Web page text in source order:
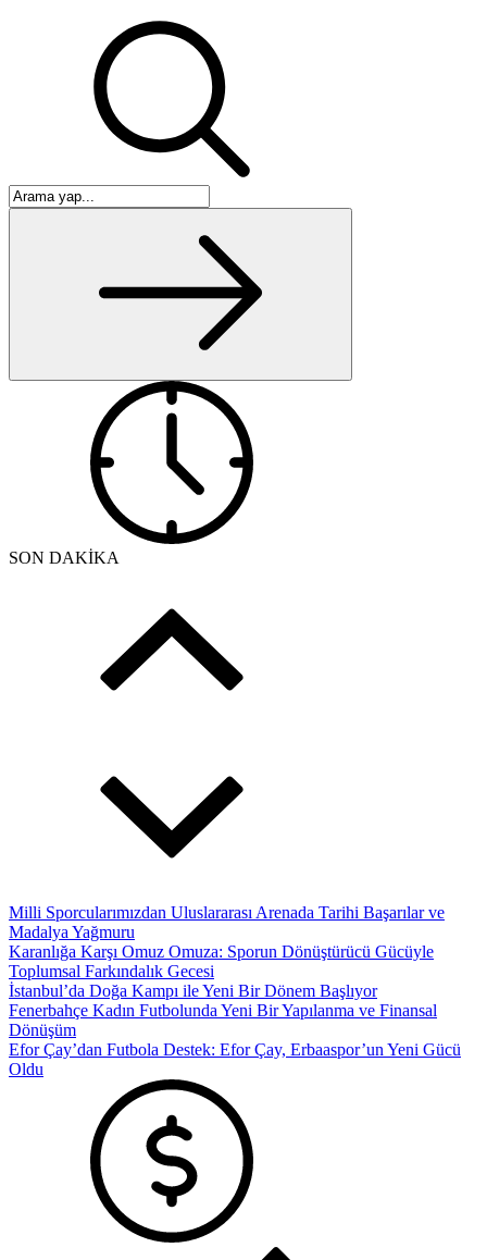
SON DAKİKA
Milli Sporcularımızdan Uluslararası Arenada Tarihi Başarılar ve
Madalya Yağmuru
Karanlığa Karşı Omuz Omuza: Sporun Dönüştürücü Gücüyle
Toplumsal Farkındalık Gecesi
İstanbul’da Doğa Kampı ile Yeni Bir Dönem Başlıyor
Fenerbahçe Kadın Futbolunda Yeni Bir Yapılanma ve Finansal
Dönüşüm
Efor Çay’dan Futbola Destek: Efor Çay, Erbaaspor’un Yeni Gücü
Oldu